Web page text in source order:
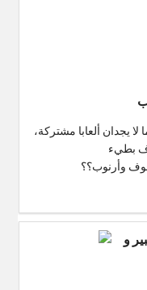
يجدان ألعابا مشتركة،
وأرنوب؟؟